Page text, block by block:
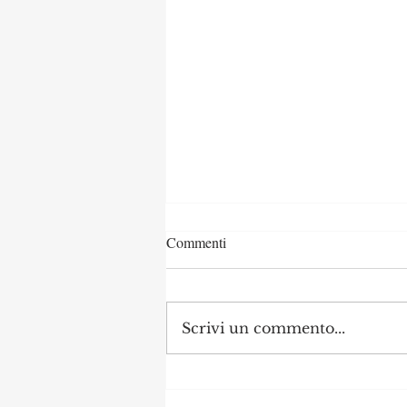
Commenti
Scrivi un commento...